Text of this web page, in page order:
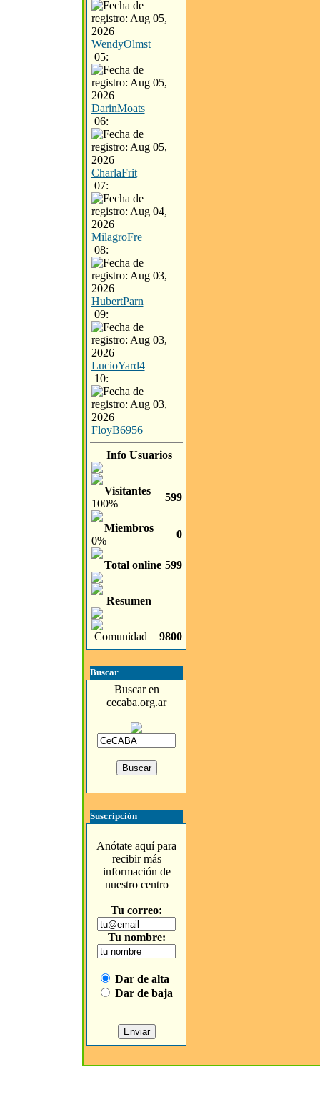
WendyOlmst
05:
DarinMoats
06:
CharlaFrit
07:
MilagroFre
08:
HubertParn
09:
LucioYard4
10:
FloyB6956
Info Usuarios
Visitantes
100%
599
Miembros
0%
0
Total online 599
Resumen
Comunidad 9800
Buscar
Buscar en
cecaba.org.ar
Suscripción
Anótate aquí para
recibir más
información de
nuestro centro
Tu correo:
Tu nombre:
Dar de alta
Dar de baja